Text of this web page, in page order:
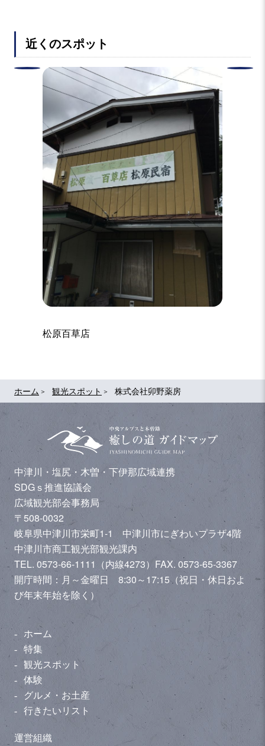
ホーム 観光スポット 株式会社卯野薬房
近くのスポット
松原百草店
ホーム
特集
観光スポット
体験
グルメ・お土産
行きたいリスト
運営組織
中津川・塩尻・木曽・下伊那広域連携
SDGｓ推進協議会
広域観光部会事務局
〒508-0032
岐阜県中津川市栄町1-1 中津川市にぎわいプラザ4階
中津川市商工観光部観光課内
TEL. 0573-66-1111（内線4273） FAX. 0573-65-3367
開庁時間：月～金曜日 8:30～17:15（祝日・休日およ
び年末年始を除く）